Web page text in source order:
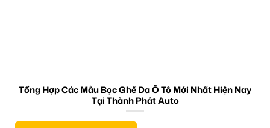
Tổng Hợp Các Mẫu Bọc Ghế Da Ô Tô Mới Nhất Hiện Nay
Tại Thành Phát Auto